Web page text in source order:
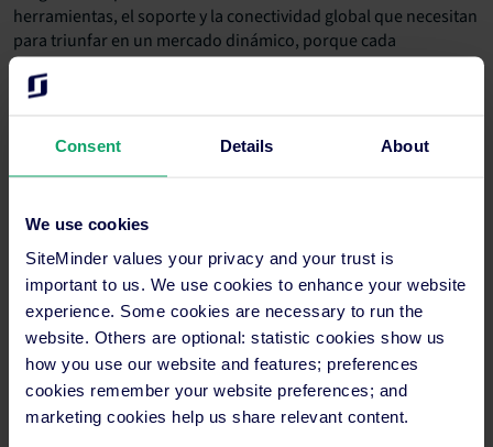
Consent Details About
We use cookies
SiteMinder values your privacy and your trust is
important to us. We use cookies to enhance your website
experience. Some cookies are necessary to run the
website. Others are optional: statistic cookies show us
how you use our website and features; preferences
cookies remember your website preferences; and
marketing cookies help us share relevant content.
herramientas, el soporte y la conectividad global que necesitan
para triunfar en un mercado dinámico, porque cada
propiedad, sin importar su tamaño o ubicación, merece acceso
a tecnología de clase mundial”.
Contacto para medios
media@siteminder.com
Acerca de SiteMinder
SiteMinder Limited (ASX:SDR) es la empresa detrás de
SiteMinder, la plataforma líder mundial de distribución y
gestión de ingresos hoteleros, y de Little Hotelier, un software
de gestión hotelera todo en uno que facilita la vida de los
pequeños proveedores de alojamiento. La compañía global
tiene su sede en Sídney y oficinas en Bangalore, Bangkok,
Barcelona, Berlín, Dallas, Galway, Londres, Manila y Ciudad de